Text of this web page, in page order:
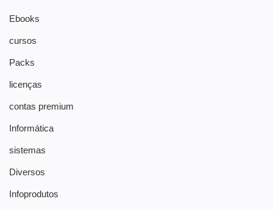
Ebooks
cursos
Packs
licenças
contas premium
Informática
sistemas
Diversos
Infoprodutos